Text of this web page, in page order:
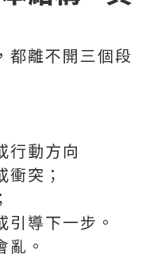
都離不開三個段
行動方向
突；
導下一步。
。